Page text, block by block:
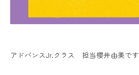
アドバンスJr.クラス 担当櫻井由美です